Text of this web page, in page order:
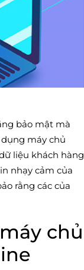
bảo mật mà
máy chủ
liệu khách hàng
nhạy cảm của
rằng các của
chủ